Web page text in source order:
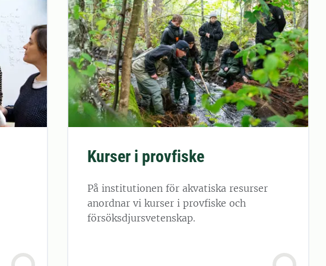
Kurser i provfiske
På institutionen för akvatiska resurser
anordnar vi kurser i provfiske och
försöksdjursvetenskap.